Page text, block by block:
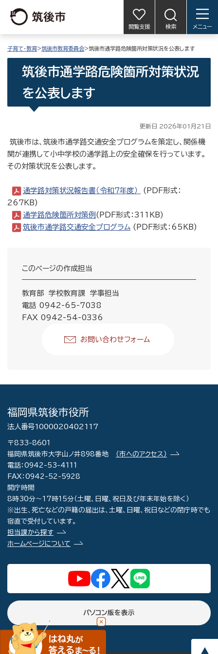
閲覧支援 検索 メニュー
子育て・教育>筑後市教育委員会>筑後市通学路危険箇所対策状況を公表します
筑後市通学路危険箇所対策状況
を公表します
更新日 2026年01月21日
筑後市は、筑後市通学路交通安全プログラムを策定し、関係機
関が連携して小中学校の通学路上の安全確保を行っています。
その対策状況を公表します。
通学路対策状況報告書（令和7年度）
(PDF形式：
267KB)
通学路危険箇所対策例 (PDF形式：311KB)
筑後市通学路交通安全プログラム (PDF形式：65KB)
このページの作成担当
教育部 学校教育課 学事担当
電話 0942-65-7038
FAX 0942-54-0336
お問い合わせフォーム
福岡県筑後市役所
法人番号1000020402117
〒833-8601
福岡県筑後市大字山ノ井898番地
（市へのアクセス）
電話：0942-53-4111
FAX：0942-52-5928
開庁時間
8時30分～17時15分（土曜、日曜、祝日及び年末年始を除く）
※出生、死亡などの戸籍の届出は、土曜、日曜、祝日などの閉庁時でも
宿直で受付しています。
担当課から探す
ホームページについて
パソコン版を表示